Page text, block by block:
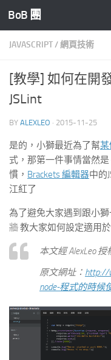
Skip to content
BoB 團
JAVASCRIPT/網頁技術
[教學] 如何在開
JSLint
BY ALEXLEO · 2015-11-25
是的，小獅最近為了幫某
式，那第一件事情當然是
慣， Brackets 編輯器中的
江紅了
為了避免大家遇到跟小
牆教大家如何設定適用於
本文經 AlexLeo
原文網址： http://
node-程式的時候